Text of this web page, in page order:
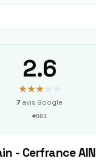
2.6
★★★
7 avis Google
#001
- Cerfrance AIN